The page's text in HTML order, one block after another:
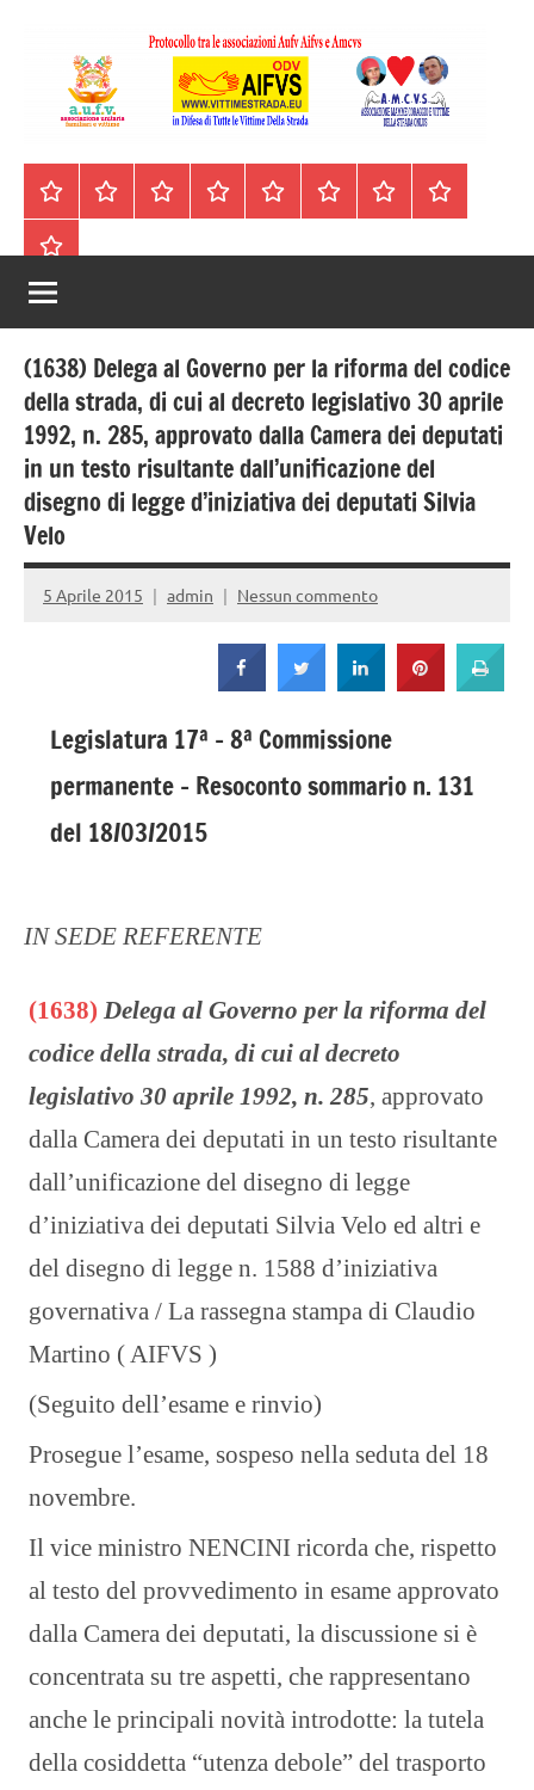
contenuto
A.I.F.V.S.
–
Associazione
Italiana
Familiari
e
Vittime
della
Strada
difesa
di
tutte
vittime
della
strada
HomepageSegnalazioni
Nord
Centro
Sud
ContattiIncidenti
Il
Archivio
(1638) Delega al Governo per la riforma del codice
della strada, di cui al decreto legislativo 30 aprile
1992, n. 285, approvato dalla Camera dei deputati
in un testo risultante dall’unificazione del
disegno di legge d’iniziativa dei deputati Silvia
Velo
5 Aprile 2015 admin Nessun commento
Legislatura 17ª – 8ª Commissione
permanente – Resoconto sommario n. 131
del 18/03/2015
IN SEDE REFERENTE
(1638) Delega al Governo per la riforma del
codice della strada, di cui al decreto
legislativo 30 aprile 1992, n. 285, approvato
dalla Camera dei deputati in un testo risultante
dall’unificazione del disegno di legge
d’iniziativa dei deputati Silvia Velo ed altri e
del disegno di legge n. 1588 d’iniziativa
governativa / La rassegna stampa di Claudio
Martino ( AIFVS )
(Seguito dell’esame e rinvio)
Prosegue l’esame, sospeso nella seduta del 18
novembre.
Il vice ministro NENCINI ricorda che, rispetto
al testo del provvedimento in esame approvato
dalla Camera dei deputati, la discussione si è
concentrata su tre aspetti, che rappresentano
anche le principali novità introdotte: la tutela
della cosiddetta “utenza debole” del trasporto